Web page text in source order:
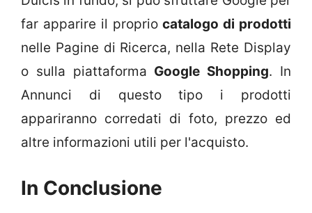
far apparire il propriocatalogo di prodotti
nelle Pagine di Ricerca, nella Rete Display
o sulla piattaforma Google Shopping. In
Annunci di questo tipo i prodotti
appariranno corredati di foto, prezzo ed
altre informazioni utili per l'acquisto.
In Conclusione